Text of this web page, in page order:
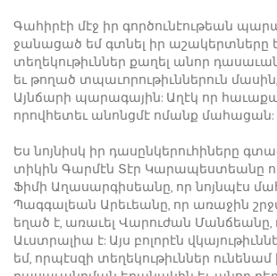
Գահիրէի մէջ իր գործունէութեան
ջանացած եմ գտնել իր աշակերտները
տեղեկութիւններ քաղել անոր
եւ թողած տպաւորութիւններուն
Այնճարի պարագային: Աղէկ որ
որովհետեւ անոնցմէ ոմանք մահացան:
Ես նոյնիսկ իր դասընկերուհիները
տիկին Գարմէն Տէր Կարապեստեանը որ
Ֆիմի Աղասարգիսեանը, որ նոյնպէս
Պագգալեան Արեւեանը, որ առաջին
եղած է, առաւել Վարուժան Մանճեանը,
Աւստրալիա է: Այս բոլորէն
եմ, որպէսզի տեղեկութիւններ ունենամ